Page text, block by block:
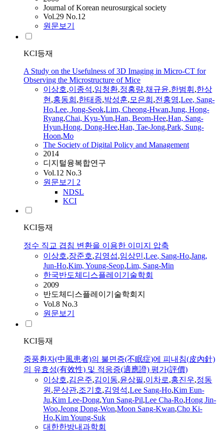
Journal of Korean neurosurgical society
Vol.29 No.12
원문보기
KCI등재
A Study on the Usefulness of 3D Imaging in Micro-CT for
Observing the Microstructure of Mice
이상호,이종석,임청환,정홍량,채규윤,한범휘 ,한상
현,홍동희 ,한태종,박성훈,모은희 ,전홍영,Lee, Sang-
Ho,Lee, Jong-Seok,Lim, Cheong-Hwan,Jung, Hong-
Ryang,Chai, Kyu-Yun,Han, Beom-Hee,Han, Sang-
Hyun,Hong, Dong-Hee,Han, Tae-Jong,Park, Sung-
Hoon,Mo
The Society of Digital Policy and Management
2014
디지털융복합연구
Vol.12 No.3
원문보기 2
NDSL
KCI
KCI등재
정수 직교 겹침 변환을 이용한 이미지 압축
이상호,장준호,김영섭,임상민,Lee, Sang-Ho,Jang,
Jun-Ho,Kim, Young-Seop,Lim, Sang-Min
한국반도체디스플레이기술학회
2009
반도체디스플레이기술학회지
Vol.8 No.3
원문보기
KCI등재
중풍환자(中風患者)의 불면증(不眠症)에 피내침(皮內針)
의 유효성(有效性) 및 적응증(適應證) 평가(評價)
이상호,김은주,김이동,윤상필,이차로,홍진우,정동
원,문상관,조기호,김영석,Lee Sang-Ho,Kim Eun-
Ju,Kim Lee-Dong,Yun Sang-Pil,Lee Cha-Ro,Hong Jin-
Woo,Jeong Dong-Won,Moon Sang-Kwan,Cho Ki-
Ho,Kim Young-Suk
대한한방내과학회